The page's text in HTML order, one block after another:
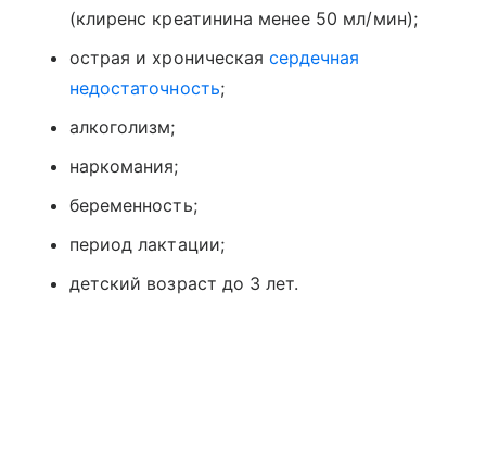
(клиренс креатинина менее 50 мл/мин);
острая и хроническаясердечная
недостаточность;
алкоголизм;
наркомания;
беременность;
период лактации;
детский возраст до 3 лет.